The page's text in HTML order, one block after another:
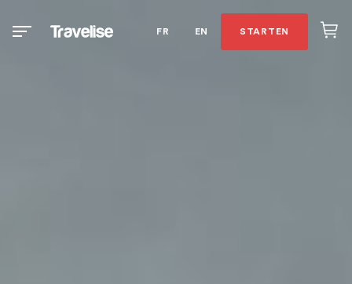
FR EN STARTEN